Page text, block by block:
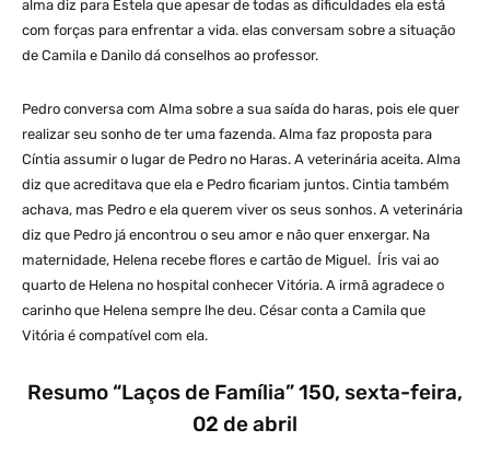
alma diz para Estela que apesar de todas as dificuldades ela está
com forças para enfrentar a vida. elas conversam sobre a situação
de Camila e Danilo dá conselhos ao professor.
Pedro conversa com Alma sobre a sua saída do haras, pois ele quer
realizar seu sonho de ter uma fazenda. Alma faz proposta para
Cíntia assumir o lugar de Pedro no Haras. A veterinária aceita. Alma
diz que acreditava que ela e Pedro ficariam juntos. Cintia também
achava, mas Pedro e ela querem viver os seus sonhos. A veterinária
diz que Pedro já encontrou o seu amor e não quer enxergar. Na
maternidade, Helena recebe flores e cartão de Miguel. Íris vai ao
quarto de Helena no hospital conhecer Vitória. A irmã agradece o
carinho que Helena sempre lhe deu. César conta a Camila que
Vitória é compatível com ela.
Resumo “Laços de Família” 150, sexta-feira,
02 de abril